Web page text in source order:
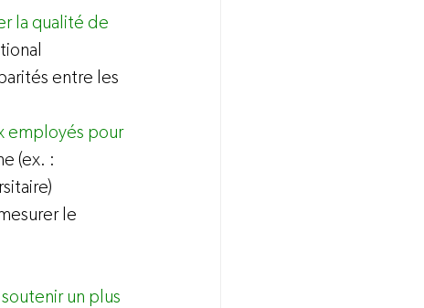
la qualité de
entre les
employés pour
(ex. :
le
soutenir un plus